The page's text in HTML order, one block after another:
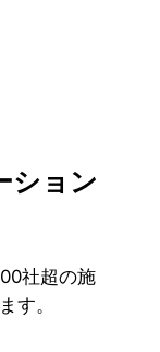
ション
社超の施
す。